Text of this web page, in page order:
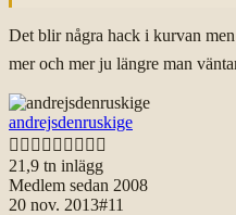
Det blir några hack i kurvan
mer och mer ju längre man
andrejsdenruskige

21,9 tn inlägg
Medlem sedan 2008
20 nov. 2013#11